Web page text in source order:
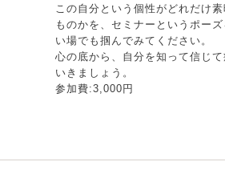
この自分という個性がどれだけ
ものかを、セミナーというポー
い場でも掴んでみてください。
心の底から、自分を知って信じて
いきましょう。
参加費:3,000円